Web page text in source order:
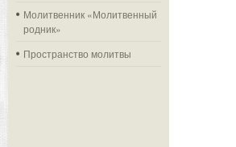
Молитвенник «Молитвенный
родник»
Пространство молитвы